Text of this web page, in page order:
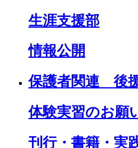
生涯支援部
情報公開
保護者関連 後
体験実習のお願
刊行・書籍・実